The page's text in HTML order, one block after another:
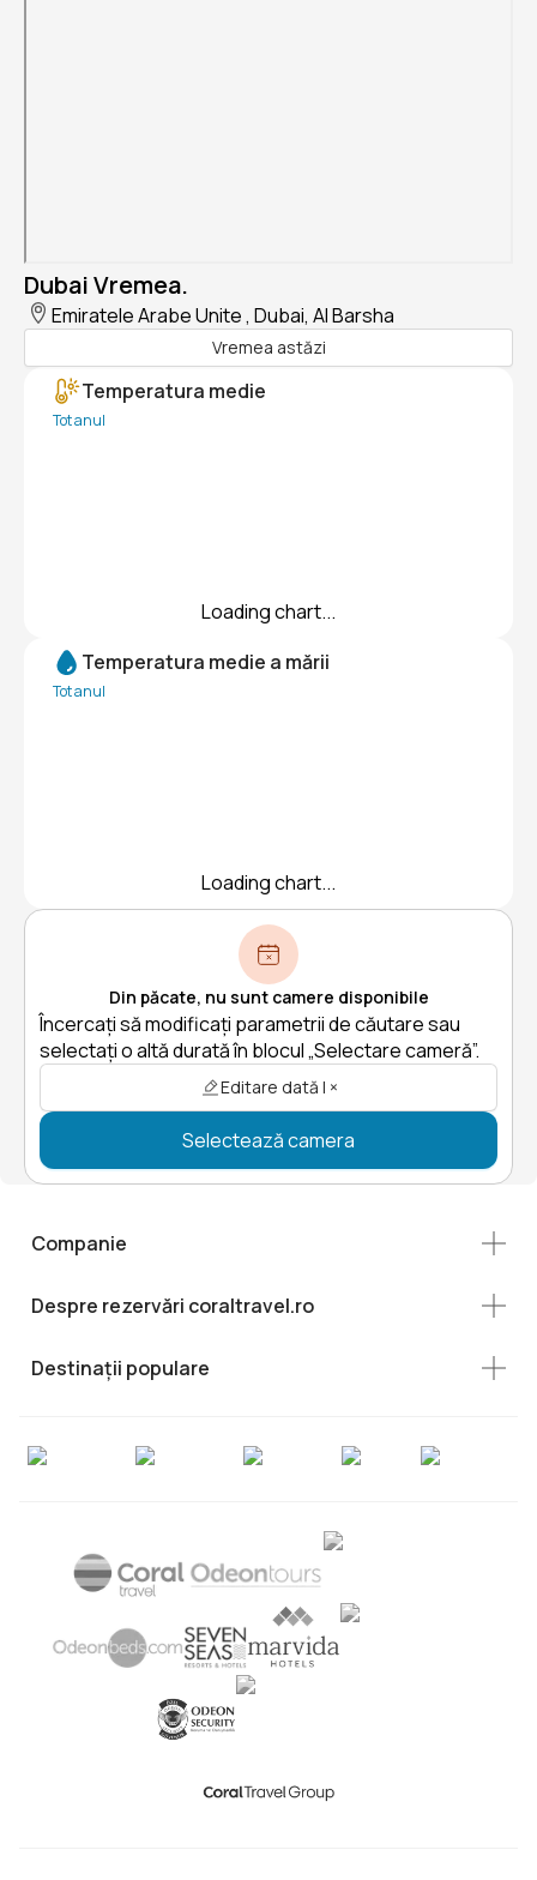
Dubai Vremea.
Emiratele Arabe Unite , Dubai, Al Barsha
Vremea astăzi
Temperatura medie
Tot anul
Loading chart...
Temperatura medie a mării
Tot anul
Loading chart...
Din păcate, nu sunt camere disponibile
Încercați să modificați parametrii de căutare sau
selectați o altă durată în blocul „Selectare cameră”.
Editare dată | ×
Selectează camera
Companie
Despre rezervări coraltravel.ro
Destinații populare